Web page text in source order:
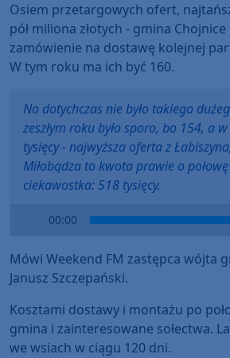
Osiem przetargowych ofert,
pół miliona złotych - gmina
zamówienie na dostawę kolejnej
W tym roku ma ich być 160.
No dotychczas nie było takiego
zeszłym roku było sporo, bo 154, a
tysięcy - najwyższa oferta z
Miłobądza to kwota prawie o
ciekawostka: 518 tysięcy.
00:00
Mówi Weekend FM zastępca wójta
Janusz Szczepański.
Kosztami dostawy i montażu po
gmina i zainteresowane sołectwa.
we wsiach w ciągu 120 dni.